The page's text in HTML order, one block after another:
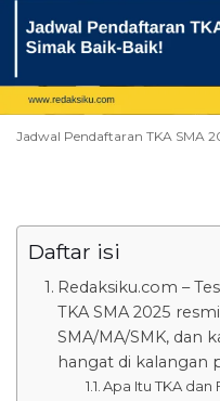
Jadwal Pendaftaran TKA SMA
Daftar isi
Redaksiku.com –
TKA SMA 2025
SMA/MA/SMK, dan
hangat di kalangan
Apa Itu TKA dan